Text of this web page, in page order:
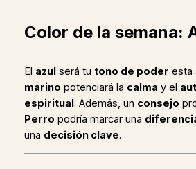
Color de la semana:
El azulserá tu tono de poder esta
marino potenciará la calma y el
espiritual. Además, un consejo
Perro podría marcar una
una decisión clave.